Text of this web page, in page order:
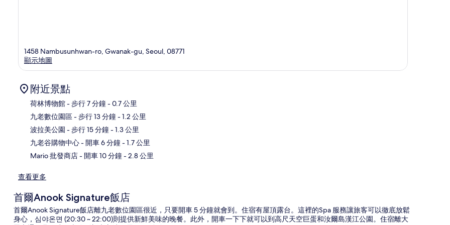
1458 Nambusunhwan-ro, Gwanak-gu, Seoul, 08771
顯示地圖
附近景點
荷林博物館- 步行 7 分鐘- 0.7 公里
九老數位園區- 步行 13 分鐘- 1.2 公里
波拉美公園 - 步行 15 分鐘- 1.3 公里
九老谷購物中心- 開車 6 分鐘- 1.7 公里
Mario 批發商店- 開車 10 分鐘- 2.8 公里
查看更多
首爾Anook Signature飯店
首爾Anook Signature飯店離九老數位園區很近，只要開車 5 分鐘就會到。住宿有屋頂露台。這裡的Spa 服務讓旅客可以徹底放鬆
身心，심야온면 (20:30 ~ 22:00)則提供新鮮美味的晚餐。此外，開車一下下就可以到高尺天空巨蛋和汝爾島漢江公園。住宿離大